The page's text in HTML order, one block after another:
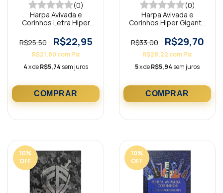
(0)
Harpa Avivada e
Corinhos Letra Hiper
Branco
R$25,50 R$22,95
R$21,80 com Pix
4x deR$5,74 sem juros
(0)
Harpa Avivada e
Corinhos Hiper Gigante
R$33,00
R$29,70
R$28,22 comPix
5x deR$5,94 sem juros
10%
OFF
10%
OFF